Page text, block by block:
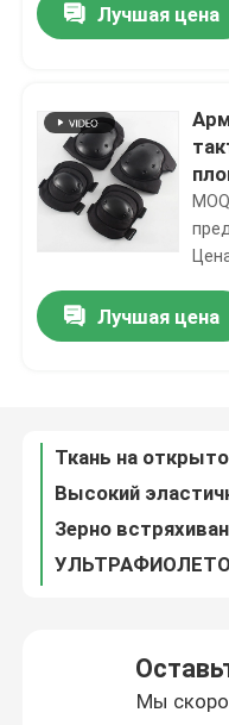
Дом
Продукты
О нас
Путешествие
Проверка качества
Спросите цитату
Военная форма боя
Военный
Лучшая цена
Лучшая цена
Форма боя плюша
Мы скоро